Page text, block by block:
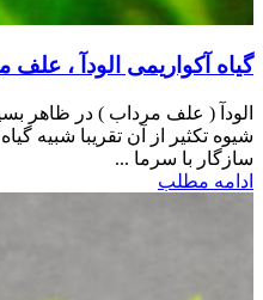
گیاه آکواریمی الودآ ، علف
الودآ ( علف مرداب ) در ظاهر
شیوه تکثیر از آن تقریبا شبیه
سازگار با سرما ...
ادامه مطلب